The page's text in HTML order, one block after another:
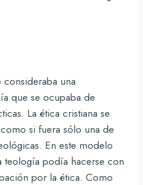
consideraba una
que se ocupaba de
La ética cristiana se
si fuera sólo una de
En este modelo
teología podía hacerse con
por la ética. Como